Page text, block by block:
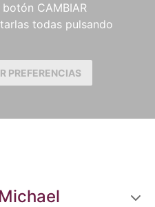
CAMBIAR
todas pulsando
PREFERENCIAS